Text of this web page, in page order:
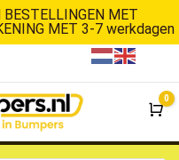
BESTELLINGEN MET
MET 3-7 werkdagen
De
0